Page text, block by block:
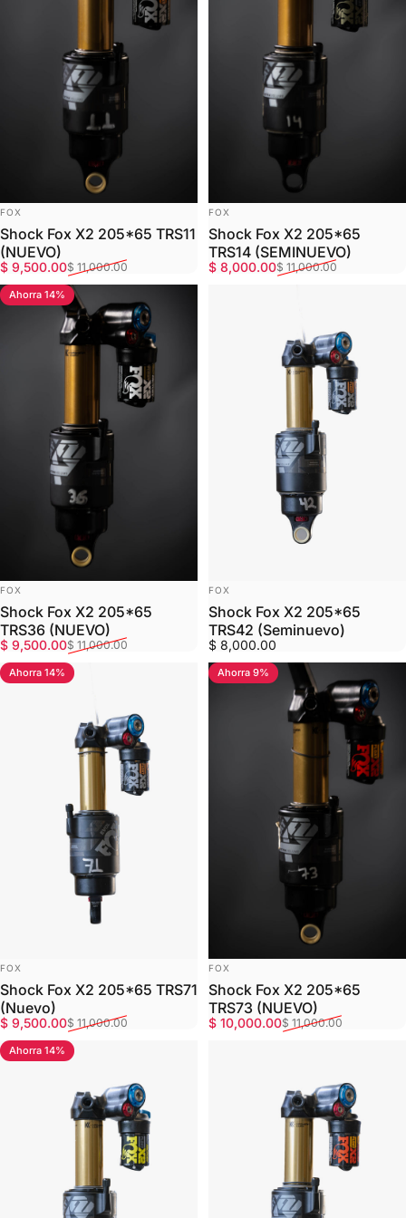
MARCA:
FOX
Shock Fox X2 205*65 TRS11
(NUEVO)
Precio de oferta
$ 9,500.00
Precio habitual
$ 11,000.00
MARCA:
FOX
Shock Fox X2 205*65
TRS14 (SEMINUEVO)
Precio de oferta
$ 8,000.00
Precio habitual$ 11,000.00
Ahorra 14%
MARCA:
FOX
Shock Fox X2 205*65
TRS36 (NUEVO)
Precio de oferta
$ 9,500.00
Precio habitual
$ 11,000.00
MARCA:
FOX
Shock Fox X2 205*65
TRS42 (Seminuevo)
$ 8,000.00
Ahorra 14%
MARCA:
FOX
Shock Fox X2 205*65 TRS71
(Nuevo)
Precio de oferta
$ 9,500.00
Precio habitual
$ 11,000.00
Ahorra 9%
MARCA:
FOX
Shock Fox X2 205*65
TRS73 (NUEVO)
Precio de oferta
$ 10,000.00
Precio habitual$ 11,000.00
Ahorra 14%